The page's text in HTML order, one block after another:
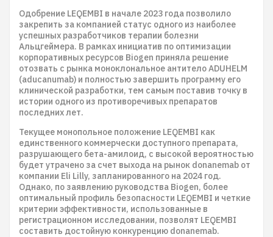
Одобрение LEQEMBI в начале 2023 года позволило
закрепить за компанией статус одного из наиболее
успешных разработчиков терапии болезни
Альцгеймера. В рамках инициатив по оптимизации
корпоративных ресурсов Biogen приняла решение
отозвать с рынка моноклональное антитело ADUHELM
(aducanumab) и полностью завершить программу его
клинической разработки, тем самым поставив точку в
истории одного из противоречивых препаратов
последних лет.
Текущее монопольное положение LEQEMBI как
единственного коммерчески доступного препарата,
разрушающего бета-амилоид, с высокой вероятностью
будет утрачено за счет выхода на рынок donanemab от
компании Eli Lilly, запланированного на 2024 год.
Однако, по заявлению руководства Biogen, более
оптимальный профиль безопасности LEQEMBI и четкие
критерии эффективности, использованные в
регистрационном исследовании, позволят LEQEMBI
составить достойную конкуренцию donanemab.